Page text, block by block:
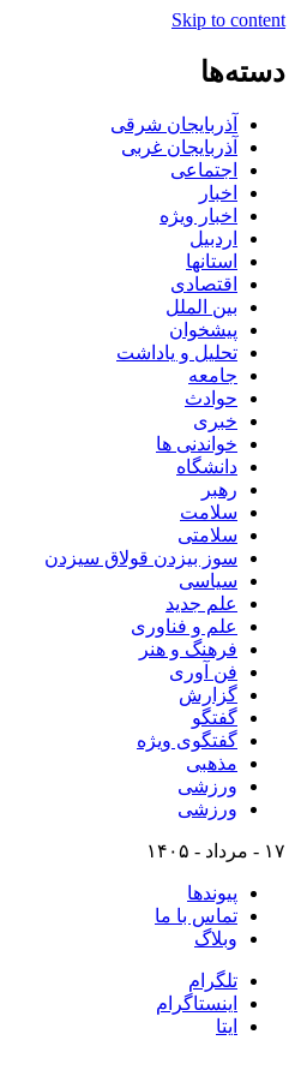
Skip to content
دسته‌ها
آذربایجان شرقی
آذربایجان غربی
اجتماعی
اخبار
اخبار ویژه
اردبیل
استانها
اقتصادی
بین الملل
پیشخوان
تحلیل و یاداشت
جامعه
حوادث
خبری
خواندنی ها
دانشگاه
رهبر
سلامت
سلامتی
سوز بیزدن قولاق سیزدن
سیاسی
علم جدید
علم و فناوری
فرهنگ و هنر
فن آوری
گزارش
گفتگو
گفتگوی ویژه
مذهبی
ورزشی
ورزشی
۱۷ - مرداد - ۱۴۰۵
پیوندها
تماس با ما
وبلاگ
تلگرام
اینستاگرام
ایتا